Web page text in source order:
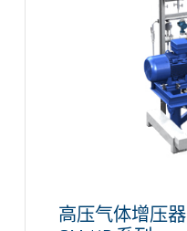
高压气体增压器